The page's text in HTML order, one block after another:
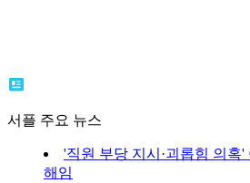
서플 주요 뉴스
'직원 부당 지시·괴롭힘 의혹
해임